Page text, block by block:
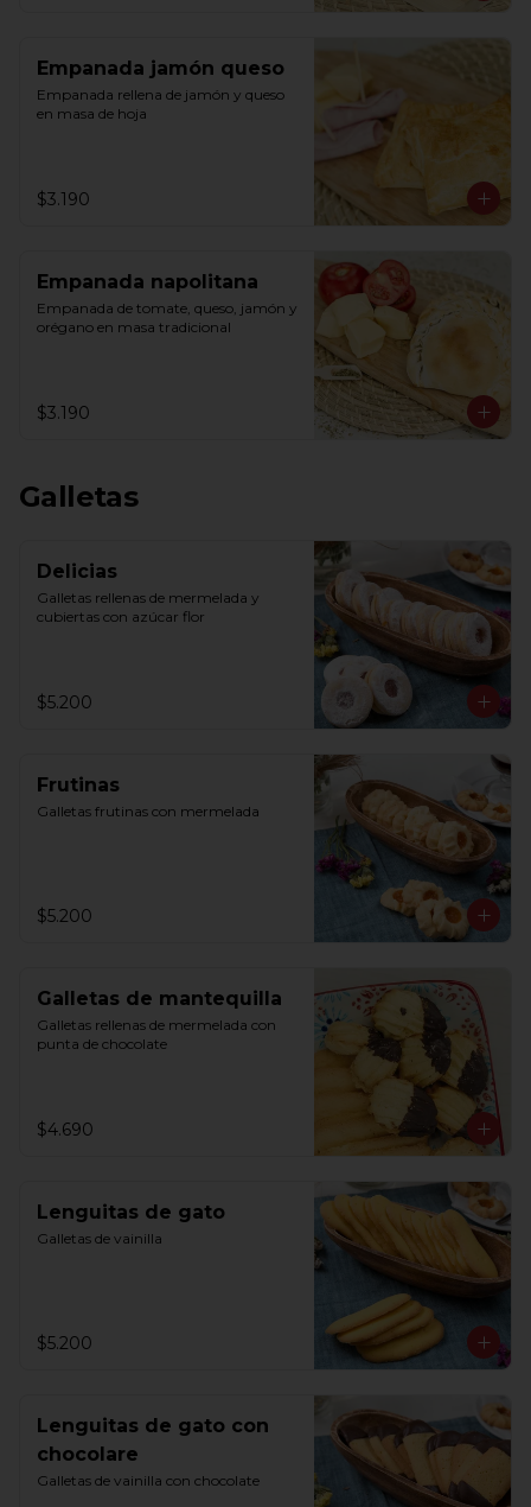
Empanada jamón queso
Empanada rellena de jamón y queso
en masa de hoja
$3.190
Empanada napolitana
Empanada de tomate, queso, jamón y
orégano en masa tradicional
$3.190
Galletas
Delicias
Galletas rellenas de mermelada y
cubiertas con azúcar flor
$5.200
Frutinas
Galletas frutinas con mermelada
$5.200
Galletas de mantequilla
Galletas rellenas de mermelada con
punta de chocolate
$4.690
Lenguitas de gato
Galletas de vainilla
$5.200
Lenguitas de gato con
chocolare
Galletas de vainilla con chocolate